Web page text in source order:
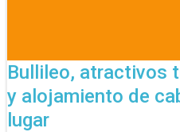
Bullileo, atractivos
y alojamiento de
lugar